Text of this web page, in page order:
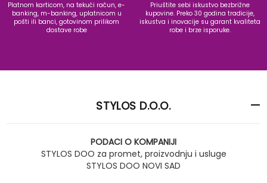
Platnom karticom, na tekući račun, e-
banking, m-banking, uplatnicom u
pošti ili banci, gotovinom prilikom
dostave robe
Priuštite sebi iskustvo bezbrižne
kupovine. Preko 30 godina tradicije,
iskustva i inovacije su garant kvaliteta
robe i brze isporuke.
STYLOS D.O.O.
PODACI O KOMPANIJI
STYLOS DOO za promet, proizvodnju i usluge
STYLOS DOO NOVI SAD